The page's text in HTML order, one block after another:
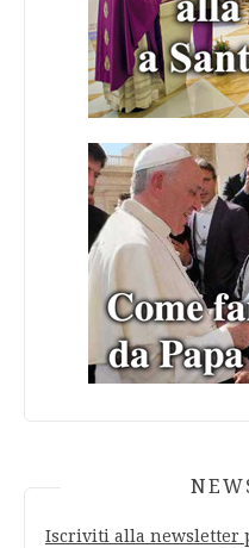
Iscriviti alla newsletter